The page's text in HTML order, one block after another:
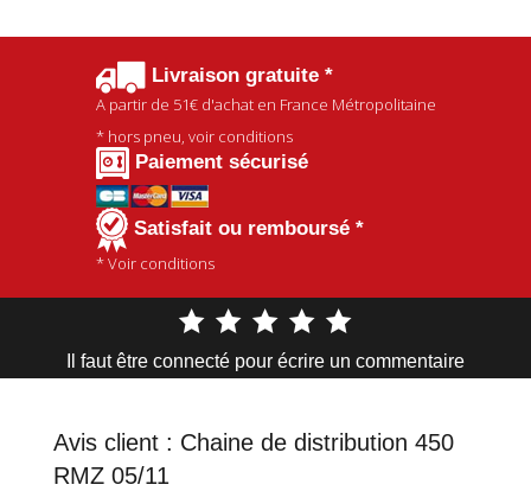
Livraison gratuite *
A partir de 51€d'achat en France Métropolitaine
* hors pneu, voir conditions
Paiement sécurisé
Satisfait ou remboursé *
* Voir conditions
Il faut être connecté pour écrire un commentaire
Avis client : Chaine de distribution 450
RMZ 05/11